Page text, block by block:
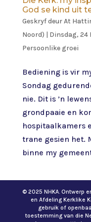
God se kind uit
Geskryf deurAt
Noord) | Dinsdag, 24
Persoonlike groei
Bediening is vir
Sondag
nie. Dit is ’n
grondpaaie en
hospitaalkamers
trane gesien het.
binne my
© 2025 NHKA. Ontwerp
en Afdeling Kerklike
gebruik of
toestemming van die